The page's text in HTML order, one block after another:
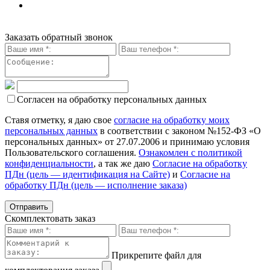
Заказать обратный звонок
Согласен на обработку персональных данных
Ставя отметку, я даю свое согласие на обработку моих
персональных данных в соответствии с законом №152-ФЗ «О
персональных данных» от 27.07.2006 и принимаю условия
Пользовательского соглашения. Ознакомлен с политикой
конфиденциальности, а так же даю Согласие на обработку
ПДн (цель — идентификация на Сайте) и Согласие на
обработку ПДн (цель — исполнение заказа)
Скомплектовать заказ
Прикрепите файл для